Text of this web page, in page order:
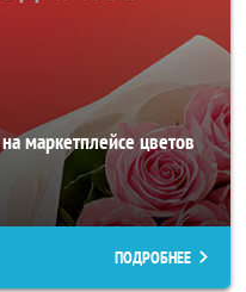
маркетплейсе цветов
ПОДРОБНЕЕ